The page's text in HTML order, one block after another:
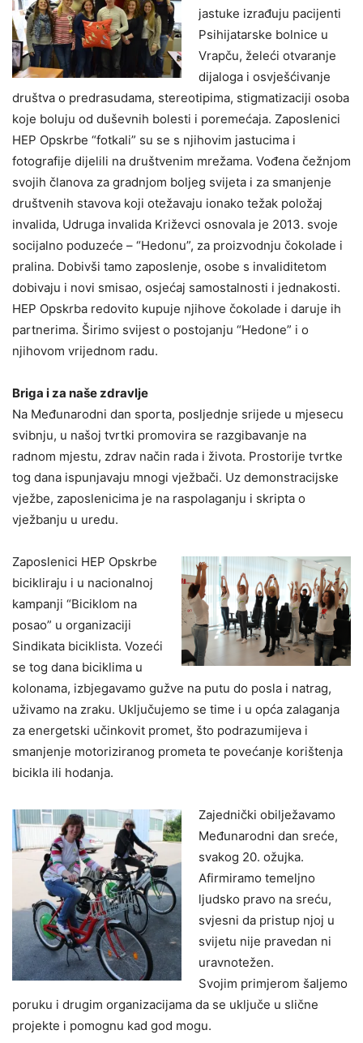
jastuke izrađuju pacijenti
Psihijatarske bolnice u
Vrapču, želeći otvaranje
dijaloga i osvješćivanje
društva o predrasudama, stereotipima, stigmatizaciji osoba
koje boluju od duševnih bolesti i poremećaja. Zaposlenici
HEP Opskrbe “fotkali” su se s njihovim jastucima i
fotografije dijelili na društvenim mrežama. Vođena čežnjom
svojih članova za gradnjom boljeg svijeta i za smanjenje
društvenih stavova koji otežavaju ionako težak položaj
invalida, Udruga invalida Križevci osnovala je 2013. svoje
socijalno poduzeće – “Hedonu”, za proizvodnju čokolade i
pralina. Dobivši tamo zaposlenje, osobe s invaliditetom
dobivaju i novi smisao, osjećaj samostalnosti i jednakosti.
HEP Opskrba redovito kupuje njihove čokolade i daruje ih
partnerima. Širimo svijest o postojanju “Hedone” i o
njihovom vrijednom radu.
Briga i za naše zdravlje
Na Međunarodni dan sporta, posljednje srijede u mjesecu
svibnju, u našoj tvrtki promovira se razgibavanje na
radnom mjestu, zdrav način rada i života. Prostorije tvrtke
tog dana ispunjavaju mnogi vježbači. Uz demonstracijske
vježbe, zaposlenicima je na raspolaganju i skripta o
vježbanju u uredu.
Zaposlenici HEP Opskrbe
bicikliraju i u nacionalnoj
kampanji “Biciklom na
posao” u organizaciji
Sindikata biciklista. Vozeći
se tog dana biciklima u
kolonama, izbjegavamo gužve na putu do posla i natrag,
uživamo na zraku. Uključujemo se time i u opća zalaganja
za energetski učinkovit promet, što podrazumijeva i
smanjenje motoriziranog prometa te povećanje korištenja
bicikla ili hodanja.
Zajednički obilježavamo
Međunarodni dan sreće,
svakog 20. ožujka.
Afirmiramo temeljno
ljudsko pravo na sreću,
svjesni da pristup njoj u
svijetu nije pravedan ni
uravnotežen.
Svojim primjerom šaljemo
poruku i drugim organizacijama da se uključe u slične
projekte i pomognu kad god mogu.